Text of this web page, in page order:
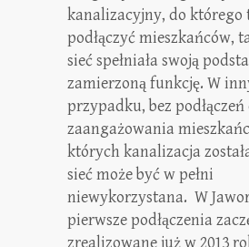
kanalizacyjny, do którego
podłączyć mieszkańców,
sieć spełniała swoją
zamierzoną funkcję. W
przypadku, bez podłączeń
zaangażowania
których kanalizacja
sieć może być w pełni
niewykorzystana. W
pierwsze podłączenia
zrealizowane już w 2013